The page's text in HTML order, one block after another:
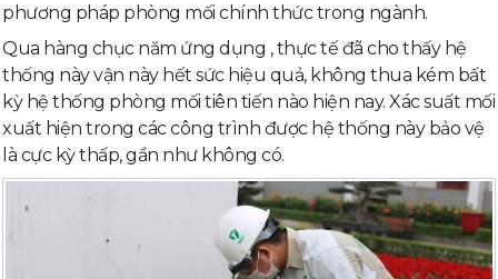
phương pháp phòng mối chính thức trong ngành.
Qua hàng chục năm ứng dụng , thực tế đã cho thấy hệ
thống này vận này hết sức hiệu quả, không thua kém bất
kỳ hệ thống phòng mối tiên tiến nào hiện nay. Xác suất mối
xuất hiện trong các công trình được hệ thống này bảo vệ
là cực kỳ thấp, gần như không có.